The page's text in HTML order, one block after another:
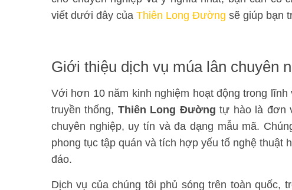
viết dưới đây của Thiên Long Đường sẽ giúp bạn
Giới thiệu dịch vụ múa lân chuyên
Với hơn 10 năm kinh nghiệm hoạt động trong
truyền thống, Thiên Long Đường tự hào là đơn
chuyên nghiệp, uy tín và đa dạng mẫu mã.
phong tục tập quán và tích hợp yếu tố nghệ thuật
đáo.
Dịch vụ của chúng tôi phủ sóng trên toàn quốc,